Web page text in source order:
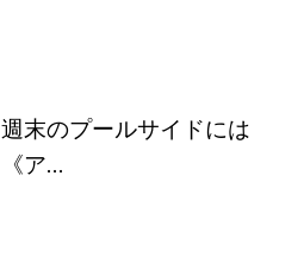
週末のプールサイドには
《ア...